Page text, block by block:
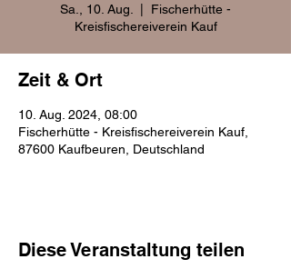
Sa., 10. Aug.
Fischerhütte -
Kreisfischereiverein Kauf
Zeit & Ort
10. Aug. 2024, 08:00
Fischerhütte - Kreisfischereiverein Kauf,
87600 Kaufbeuren, Deutschland
Diese Veranstaltung teilen